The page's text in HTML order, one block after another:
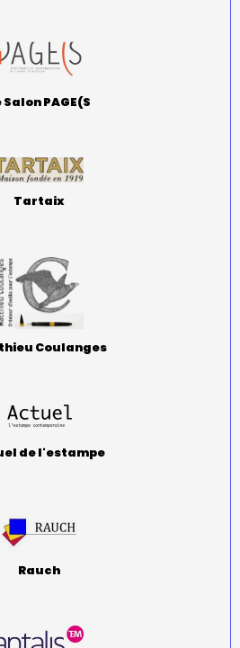
Salon PAGE(S
Tartaix
Coulanges
de l'estampe
Rauch